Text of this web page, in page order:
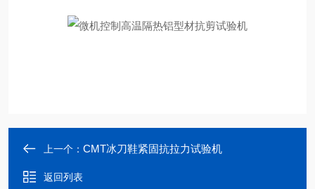
上一个： CMT冰刀鞋紧固抗拉力试验机
返回列表